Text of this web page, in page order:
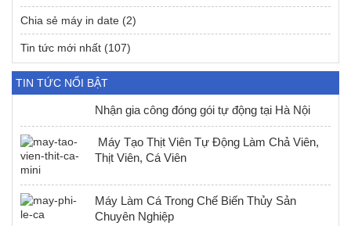
Chia sẻ máy in date (2)
Tin tức mới nhất (107)
TIN TỨC NỔI BẬT
Nhận gia công đóng gói tự động tại Hà Nội
Máy Tạo Thịt Viên Tự Động Làm Chả Viên,
Thịt Viên, Cá Viên
Máy Làm Cá Trong Chế Biến Thủy Sản
Chuyên Nghiệp